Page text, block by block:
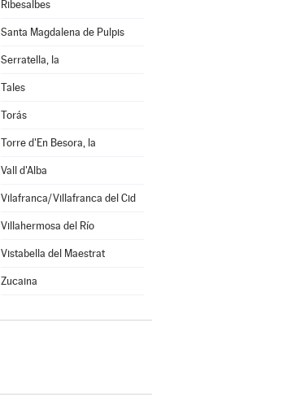
Ribesalbes
Santa Magdalena de Pulpis
Serratella, la
Tales
Torás
Torre d'En Besora, la
Vall d'Alba
Vilafranca/Villafranca del Cid
Villahermosa del Río
Vistabella del Maestrat
Zucaina